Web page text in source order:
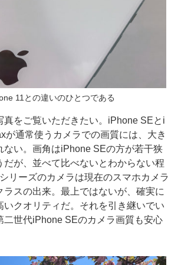
11との違いのひとつである
真をご覧いただきたい。iPhone SEとi
が通常使うカメラでの画質には、大き
ない。画角はiPhone SEの方が若干狭
だが、並べて比べないとわからない程
リーズのカメラは現在のスマホカメラ
ラスの出来。最上ではないが、確実に
いクオリティだ。それを引き継いでい
二世代iPhone SEのカメラ画質も安心